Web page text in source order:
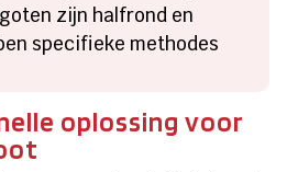
zijn halfrond en
specifieke methodes
oplossing voor